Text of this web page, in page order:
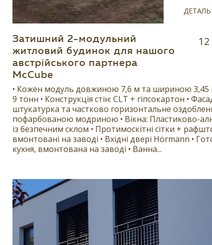
Затишний 2-модульний
житловий будинок для нашого
австрійського партнера
McCube
• Кожен модуль довжиною 7,6 м та шириною 3,45
9 тонн • Конструкція стін: CLT + гіпсокартон •
штукатурка та частково горизонтальне
пофарбованою модриною • Вікна: Пластиково-
із безпечним склом • Протимоскітні сітки +
вмонтовані на заводі • Вхідні двері Hörmann •
кухня, вмонтована на заводі • Ванна...